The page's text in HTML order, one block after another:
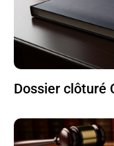
Dossier clôturé